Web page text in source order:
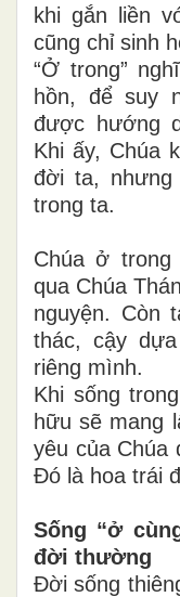
khi gắn liền
cũng chỉ sinh
“Ở trong”
hồn, để suy
được hướng
Khi ấy, Chúa
đời ta, nhưng
trong ta.
Chúa ở
qua Chúa
nguyện. Còn
thác, cậy
riêng mình.
Khi sống
hữu sẽ mang
yêu của Chúa
Đó là hoa trái
Sống “ở
đời thường
Đời sống